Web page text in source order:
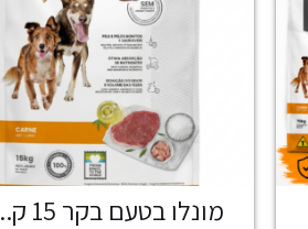
מונלו בטעם בקר 15 ק...